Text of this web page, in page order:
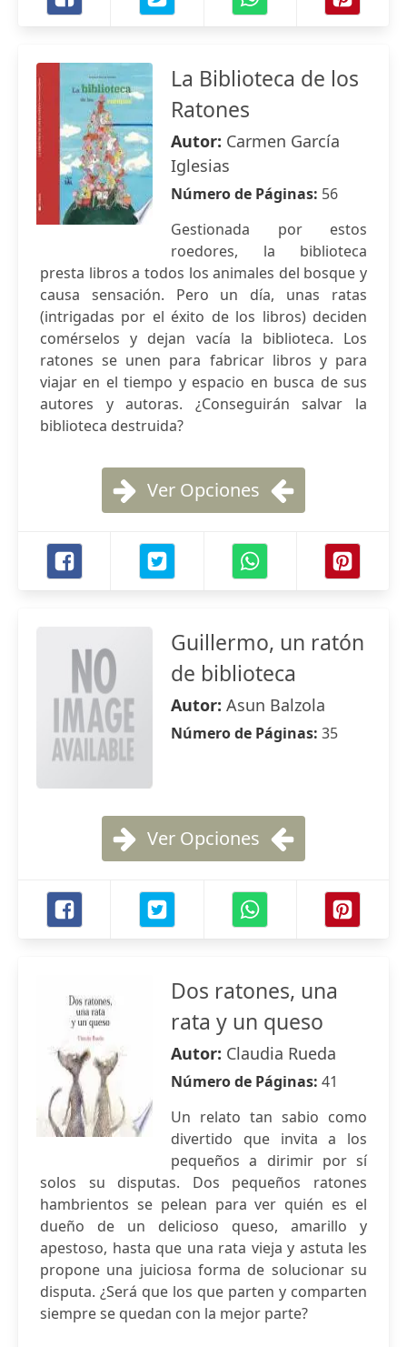
La Biblioteca de los
Ratones
Autor: Carmen García
Iglesias
Número de Páginas: 56
Gestionada por estos
roedores, la biblioteca
presta libros a todos los animales del bosque y
causa sensación. Pero un día, unas ratas
(intrigadas por el éxito de los libros) deciden
comérselos y dejan vacía la biblioteca. Los
ratones se unen para fabricar libros y para
viajar en el tiempo y espacio en busca de sus
autores y autoras. ¿Conseguirán salvar la
biblioteca destruida?
Ver Opciones
Guillermo, un ratón
de biblioteca
Autor: Asun Balzola
Número de Páginas: 35
Ver Opciones
Dos ratones, una
rata y un queso
Autor: Claudia Rueda
Número de Páginas: 41
Un relato tan sabio como
divertido que invita a los
pequeños a dirimir por sí
solos su disputas. Dos pequeños ratones
hambrientos se pelean para ver quién es el
dueño de un delicioso queso, amarillo y
apestoso, hasta que una rata vieja y astuta les
propone una juiciosa forma de solucionar su
disputa. ¿Será que los que parten y comparten
siempre se quedan con la mejor parte?